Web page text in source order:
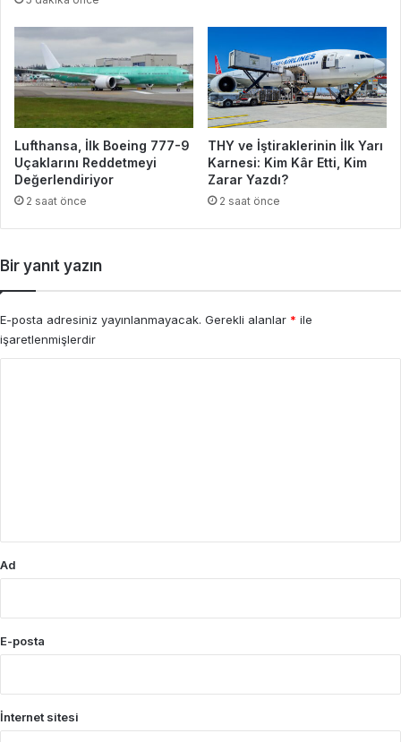
Lufthansa, İlk Boeing 777-9
Uçaklarını Reddetmeyi
Değerlendiriyor
2 saat önce
THY ve İştiraklerinin İlk Yarı
Karnesi: Kim Kâr Etti, Kim
Zarar Yazdı?
2 saat önce
Bir yanıt yazın
E-posta adresiniz yayınlanmayacak. Gerekli alanlar * ile
işaretlenmişlerdir
Ad
E-posta
İnternet sitesi